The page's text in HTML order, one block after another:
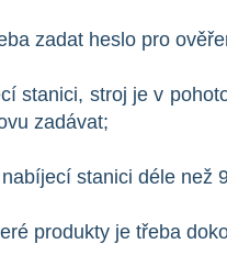
zadat heslo pro
stanici, stroj je v
zadávat;
stanici déle než
produkty je třeba